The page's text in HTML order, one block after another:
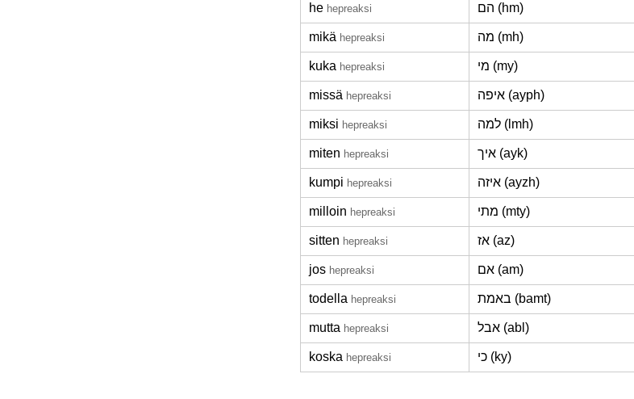
he hepreaksi הם (hm)
mikä hepreaksi מה (mh)
kuka hepreaksi מי (my)
missä hepreaksi איפה (ayph)
miksi hepreaksi למה (lmh)
miten hepreaksi איך (ayk)
kumpi hepreaksi איזה (ayzh)
milloin hepreaksi מתי (mty)
sitten hepreaksi אז (az)
jos hepreaksi אם (am)
todella hepreaksi באמת (bamt)
mutta hepreaksi אבל (abl)
koska hepreaksi כי (ky)